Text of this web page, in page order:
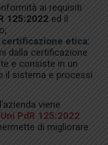
ai requisiti
125:2022 ed il
etica:
dalla certificazione
e consiste in un
il sistema e processi
viene
PdR 125:2022
di migliorare